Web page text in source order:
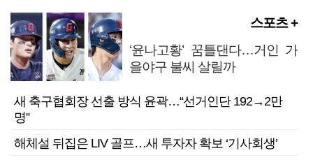
스포츠 +
‘윤나고황’ 꿈틀댄다…거인 가
을야구 불씨 살릴까
새 축구협회장 선출 방식 윤곽…“선거인단 192→2만
명”
해체설 뒤집은 LIV 골프…새 투자자 확보 ‘기사회생’